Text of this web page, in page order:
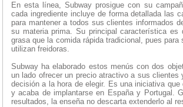
En esta línea, Subway prosigue con su
cada ingrediente incluye de forma detallada las
para mantener a todos sus clientes informados
su materia prima. Su principal característica es
grasa que la comida rápida tradicional, pues para
utilizan freidoras.
Subway ha elaborado estos menús con dos
un lado ofrecer un precio atractivo a sus clientes
decisión a la hora de elegir. Es una iniciativa que
y acaba de implantarse en España y Portugal.
resultados, la enseña no descarta extenderlo al